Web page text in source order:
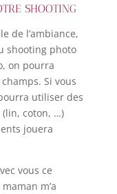
SHOOTING
de l’ambiance,
shooting photo
on pourra
Si vous
utiliser des
(lin, coton, …)
jouera
vous ce
m’a